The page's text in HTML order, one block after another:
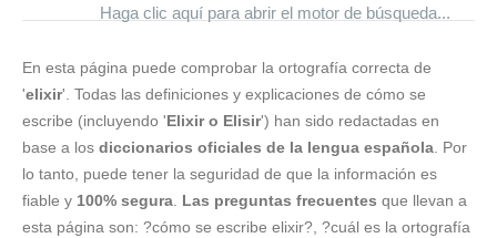
Haga clic aquí para abrir el motor de búsqueda...
En esta página puede comprobar la ortografía correcta de
'elixir'. Todas las definiciones y explicaciones de cómo se
escribe (incluyendo 'Elixir o Elisir') han sido redactadas en
base a los diccionarios oficiales de la lengua española . Por
lo tanto, puede tener la seguridad de que la información es
fiable y 100% segura Las preguntas frecuentes que llevan a
esta página son: ?cómo se escribe elixir?, ?cuál es la ortografía